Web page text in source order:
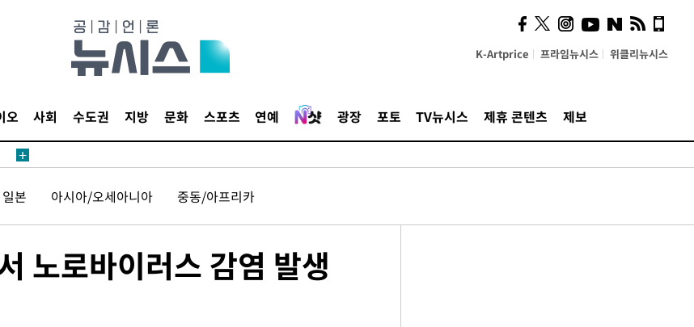
K-Artprice 프라임뉴시스 위클리뉴시스
오 사회 수도권 지방 문화 스포츠 연예 광장 포토 TV뉴시스 제휴 콘텐츠 제보
일본 아시아/오세아니아 중동/아프리카
노로바이러스 감염 발생